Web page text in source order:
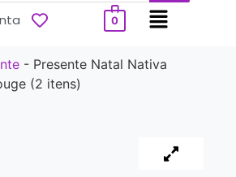
0
- Presente Natal Nativa
(2 itens)